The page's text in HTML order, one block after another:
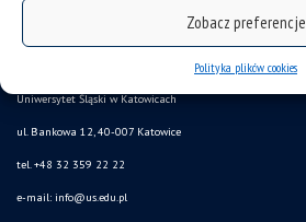
Zobacz preferencje
Polityka plików cookies
Uniwersytet Śląski w Katowicach
ul. Bankowa 12, 40-007 Katowice
tel. +48 32 359 22 22
e-mail: info@us.edu.pl